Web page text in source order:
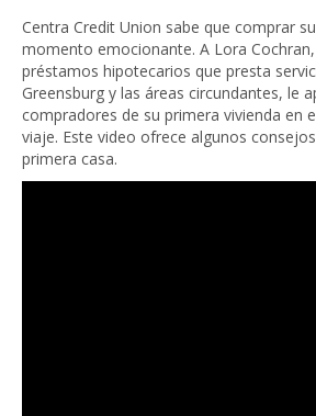
Centra Credit Union sabe que comprar
momento emocionante. A Lora
préstamos hipotecarios que presta
Greensburg y las áreas circundantes, le
compradores de su primera vivienda en
viaje. Este video ofrece algunos
primera casa.